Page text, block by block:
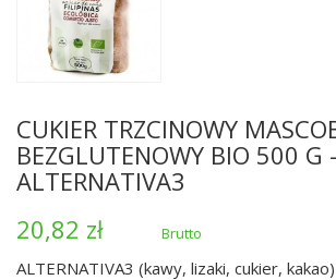
CUKIER TRZCINOWY
BEZGLUTENOWY BIO 500 G -
ALTERNATIVA3
20,82 zł
Brutto
ALTERNATIVA3 (kawy, lizaki, cukier, kakao)